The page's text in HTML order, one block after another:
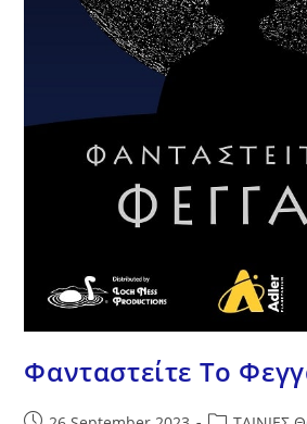
Φανταστείτε Tο